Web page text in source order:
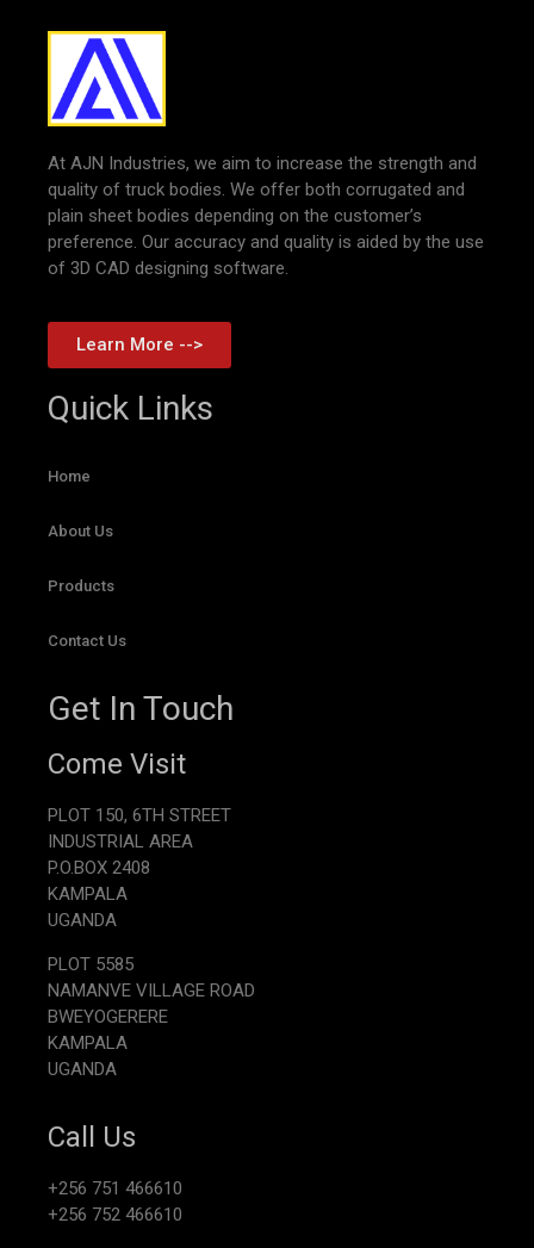
At AJN Industries, we aim to increase the strength and
quality of truck bodies. We offer both corrugated and
plain sheet bodies depending on the customer’s
preference. Our accuracy and quality is aided by the use
of 3D CAD designing software.
Learn More -->
Quick Links
Home
About Us
Products
Contact Us
Get In Touch
Come Visit
PLOT 150, 6TH STREET
INDUSTRIAL AREA
P.O.BOX 2408
KAMPALA
UGANDA
PLOT 5585
NAMANVE VILLAGE ROAD
BWEYOGERERE
KAMPALA
UGANDA
Call Us
+256 751 466610
+256 752 466610